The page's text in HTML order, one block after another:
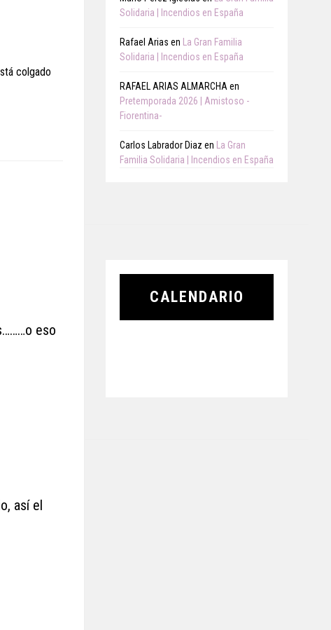
colgado
eso
así el
Solidaria | Incendios en España
Rafael Arias en
La Gran Familia
Solidaria | Incendios en España
RAFAEL ARIAS ALMARCHA en
Pretemporada 2026 | Amistoso -
Fiorentina-
Carlos Labrador Diaz en
La Gran
Familia Solidaria | Incendios en España
CALENDARIO